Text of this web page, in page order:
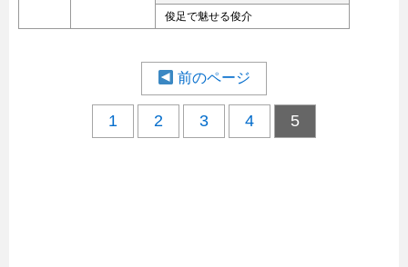
俊足で魅せる俊介
前のページ
1 2 3 4 5